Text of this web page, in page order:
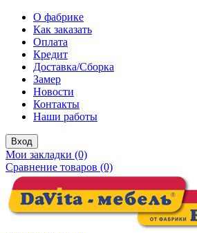
О фабрике
Как заказать
Оплата
Кредит
Доставка/Сборка
Замер
Новости
Контакты
Наши работы
Вход
Мои закладки (0)
Сравнение товаров (0)